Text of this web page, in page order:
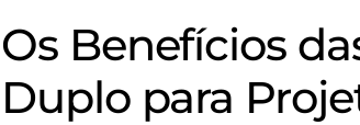
Os Benefícios
Duplo para